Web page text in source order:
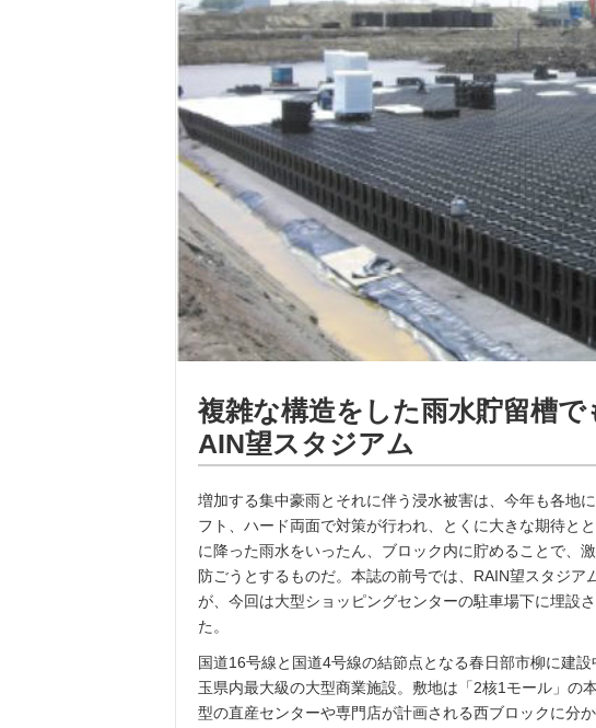
複雑な構造をした雨水貯留槽
AIN望スタジアム
増加する集中豪雨とそれに伴う浸水被害は、今年も各地
フト、ハード両面で対策が行われ、とくに大きな期待と
に降った雨水をいったん、ブロック内に貯めることで、
防ごうとするものだ。本誌の前号では、RAIN望スタジア
が、今回は大型ショッピングセンターの駐車場下に埋設
た。
国道16号線と国道4号線の結節点となる春日部市柳に建
玉県内最大級の大型商業施設。敷地は「2核1モール」の
型の直産センターや専門店が計画される西ブロックに分